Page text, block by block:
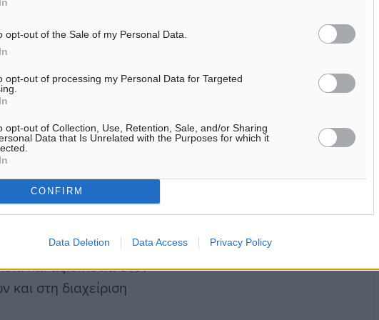
opt-out of the Sale of my Personal Data.
opt-out of processing my Personal Data for Targeted
opt-out of Collection, Use, Retention, Sale, and/or Sharing
Data that Is Unrelated with the Purposes for which it
CONFIRM
Data Deletion Data Access Privacy Policy
μου ανέθεσε το
τιμωρία – είναι
μεταφορά του ΟΠΕΚΕΠΕ
και μάλιστα είχε ήδη
ως μέλος του Δ.Σ. του
Πληροφοριακών
ήταν και είναι
σε εποπτεία μιας
και αξιοπιστία στον
στη διαχείριση